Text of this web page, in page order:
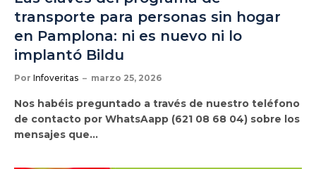
transporte para personas sin hogar
en Pamplona: ni es nuevo ni lo
implantó Bildu
Por Infoveritas marzo 25, 2026
Nos habéis preguntado a través de nuestro teléfono
de contacto por WhatsAapp (621 08 68 04) sobre los
mensajes que…